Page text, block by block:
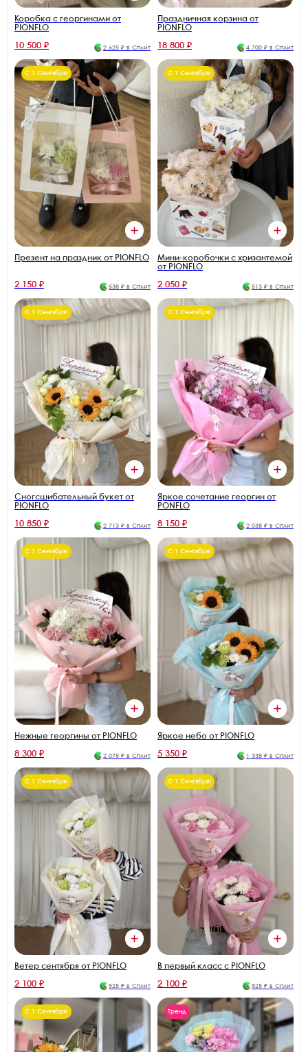
Коробка с георгинами от
PIONFLO
10 500 ₽ 2 625 ₽ в Сплит
Праздничная корзина от
PIONFLO
18 800 ₽ 4 700 ₽ в Сплит
С 1 Сентября!
Презент на праздник от PIONFLO
2 150 ₽ 538 ₽ в Сплит
С 1 Сентября!
Мини-коробочки с хризантемой
от PIONFLO
2 050 ₽ 513 ₽ в Сплит
С 1 Сентября!
Сногсшибательный букет от
PIONFLO
10 850 ₽ 2 713 ₽ в Сплит
С 1 Сентября!
Яркое сочетание георгин от
PONFLO
8 150 ₽ 2 038 ₽ в Сплит
С 1 Сентября!
Нежные георгины от PIONFLO
8 300 ₽ 2 075 ₽ в Сплит
С 1 Сентября!
Яркое небо от PIONFLO
5 350 ₽ 1 338 ₽ в Сплит
С 1 Сентября!
Ветер сентября от PIONFLO
2 100 ₽ 525 ₽ в Сплит
С 1 Сентября!
В первый класс с PIONFLO
2 100 ₽ 525 ₽ в Сплит
С 1 Сентября! Тренд